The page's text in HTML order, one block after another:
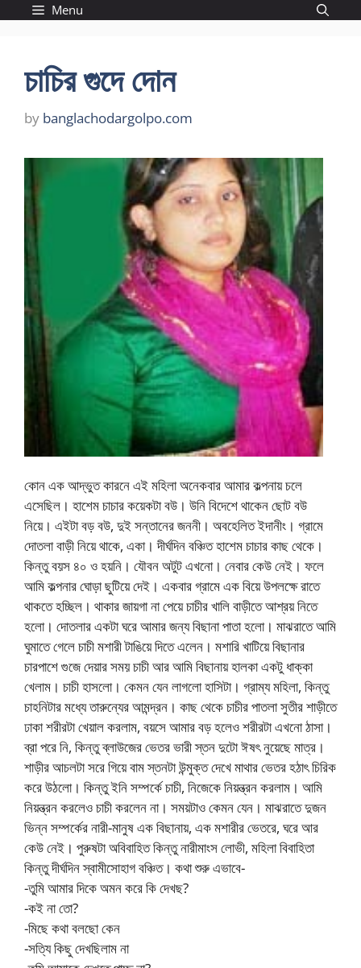
Menu
চাচির গুদে দোন
by banglachodargolpo.com
কোন এক আদ্ভুত কারনে এই মহিলা অনেকবার আমার কল্পনায় চলে
এসেছিল। হাশেম চাচার কয়েকটা বউ। উনি বিদেশে থাকেন ছোট বউ
নিয়ে। এইটা বড় বউ, দুই সন্তানের জননী। অবহেলিত ইদানীং। গ্রামে
দোতলা বাড়ী নিয়ে থাকে, একা। দীর্ঘদিন বঞ্চিত হাশেম চাচার কাছ থেকে।
কিন্তু বয়স ৪০ ও হয়নি। যৌবন অটুট এখনো। নেবার কেউ নেই। ফলে
আমি কল্পনার ঘোড়া ছুটিয়ে দেই। একবার গ্রামে এক বিয়ে উপলক্ষে রাতে
থাকতে হচ্ছিল। থাকার জায়গা না পেয়ে চাচীর খালি বাড়ীতে আশ্রয় নিতে
হলো। দোতলার একটা ঘরে আমার জন্য বিছানা পাতা হলো। মাঝরাতে আমি
ঘুমাতে গেলে চাচী মশারী টাঙিয়ে দিতে এলেন। মশারি খাটিয়ে বিছানার
চারপাশে গুজে দেয়ার সময় চাচী আর আমি বিছানায় হালকা একটু ধাক্কা
খেলাম। চাচী হাসলো। কেমন যেন লাগলো হাসিটা। গ্রাম্য মহিলা, কিন্তু
চাহনিটার মধ্যে তারুন্যের আমন্দ্রন। কাছ থেকে চাচীর পাতলা সুতীর শাড়ীতে
ঢাকা শরীরটা খেয়াল করলাম, বয়সে আমার বড় হলেও শরীরটা এখনো ঠাসা।
ব্রা পরে নি, কিন্তু ব্লাউজের ভেতর ভারী স্তন দুটো ঈষৎ নুয়েছে মাত্র।
শাড়ীর আচলটা সরে গিয়ে বাম স্তনটা উন্মুক্ত দেখে মাথার ভেতর হঠাৎ চিরিক
করে উঠলো। কিন্তু ইনি সম্পর্কে চাচী, নিজেকে নিয়ন্ত্রন করলাম। আমি
নিয়ন্ত্রন করলেও চাচী করলেন না। সময়টাও কেমন যেন। মাঝরাতে দুজন
ভিন্ন সম্পর্কের নারী-মানুষ এক বিছানায়, এক মশারীর ভেতরে, ঘরে আর
কেউ নেই। পুরুষটা অবিবাহিত কিন্তু নারীমাংস লোভী, মহিলা বিবাহিতা
কিন্তু দীর্ঘদিন স্বামীসোহাগ বঞ্চিত। কথা শুরু এভাবে-
-তুমি আমার দিকে অমন করে কি দেখছ?
-কই না তো?
-মিছে কথা বলছো কেন
-সত্যি কিছু দেখছিলাম না